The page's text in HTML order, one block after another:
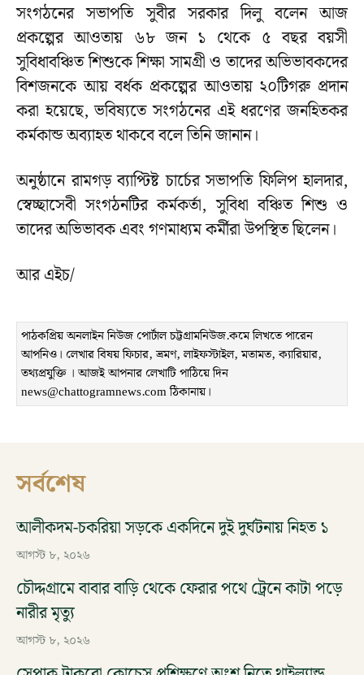
সংগঠনের সভাপতি সুবীর সরকার দিলু বলেন আজ
প্রকল্পের আওতায় ৬৮ জন ১ থেকে ৫ বছর বয়সী
সুবিধাবঞ্চিত শিশুকে শিক্ষা সামগ্রী ও তাদের অভিভাবকদের
বিশজনকে আয় বর্ধক প্রকল্পের আওতায় ২০টিগরু প্রদান
করা হয়েছে, ভবিষ্যতে সংগঠনের এই ধরণের জনহিতকর
কর্মকান্ড অব্যাহত থাকবে বলে তিনি জানান।
অনুষ্ঠানে রামগড় ব্যাপ্টিষ্ট চার্চের সভাপতি ফিলিপ হালদার,
স্বেচ্ছাসেবী সংগঠনটির কর্মকর্তা, সুবিধা বঞ্চিত শিশু ও
তাদের অভিভাবক এবং গণমাধ্যম কর্মীরা উপস্থিত ছিলেন।
আর এইচ/
পাঠকপ্রিয় অনলাইন নিউজ পোর্টাল চট্টগ্রামনিউজ.কমে লিখতে পারেন
আপনিও। লেখার বিষয় ফিচার, ভ্রমণ, লাইফস্টাইল, মতামত, ক্যারিয়ার,
তথ্যপ্রযুক্তি । আজই আপনার লেখাটি পাঠিয়ে দিন
news@chattogramnews.com ঠিকানায়।
সর্বশেষ
আলীকদম-চকরিয়া সড়কে একদিনে দুই দুর্ঘটনায় নিহত ১
আগস্ট ৮, ২০২৬
চৌদ্দগ্রামে বাবার বাড়ি থেকে ফেরার পথে ট্রেনে কাটা পড়ে
নারীর মৃত্যু
আগস্ট ৮, ২০২৬